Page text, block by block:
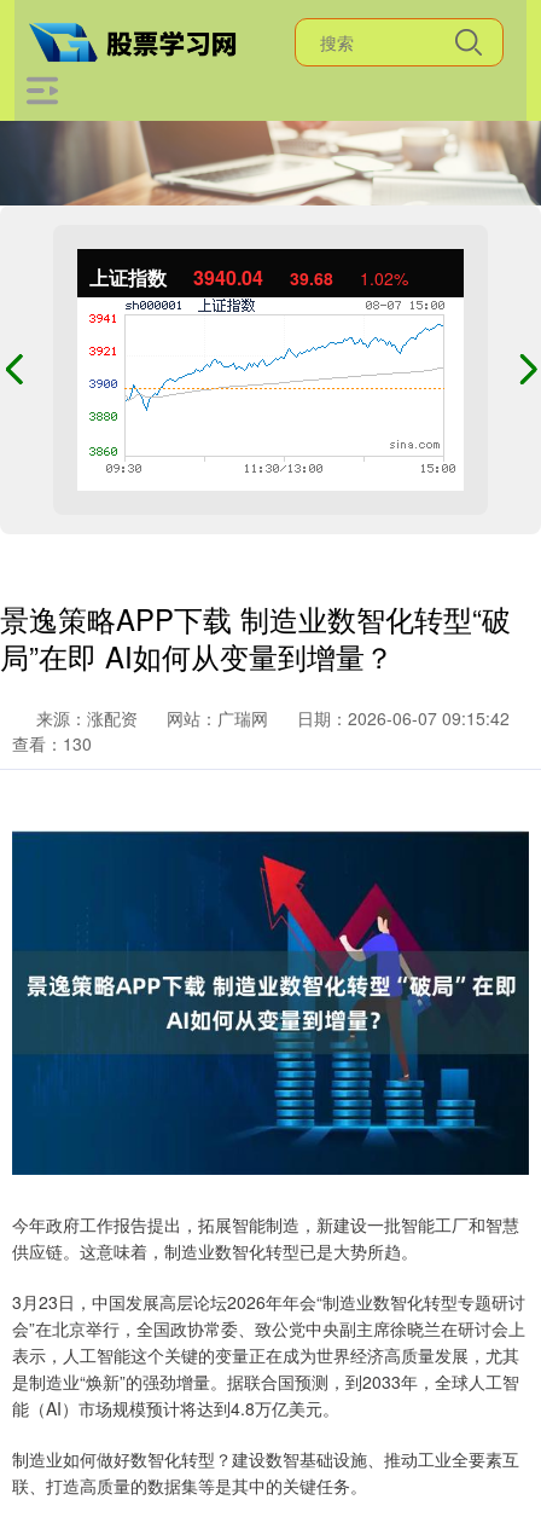
上证指数 3940.04 39.68 1.02%
景逸策略APP下载 制造业数智化转型“破
局”在即 AI如何从变量到增量？
来源：涨配资 网站：广瑞网
日期：2026-06-07 09:15:42
查看：130
今年政府工作报告提出，拓展智能制造，新建设一批智能工厂和智慧
供应链。这意味着，制造业数智化转型已是大势所趋。
3月23日，中国发展高层论坛2026年年会“制造业数智化转型专题研讨
会”在北京举行，全国政协常委、致公党中央副主席徐晓兰在研讨会上
表示，人工智能这个关键的变量正在成为世界经济高质量发展，尤其
是制造业“焕新”的强劲增量。据联合国预测，到2033年，全球人工智
能（AI）市场规模预计将达到4.8万亿美元。
制造业如何做好数智化转型？建设数智基础设施、推动工业全要素互
联、打造高质量的数据集等是其中的关键任务。